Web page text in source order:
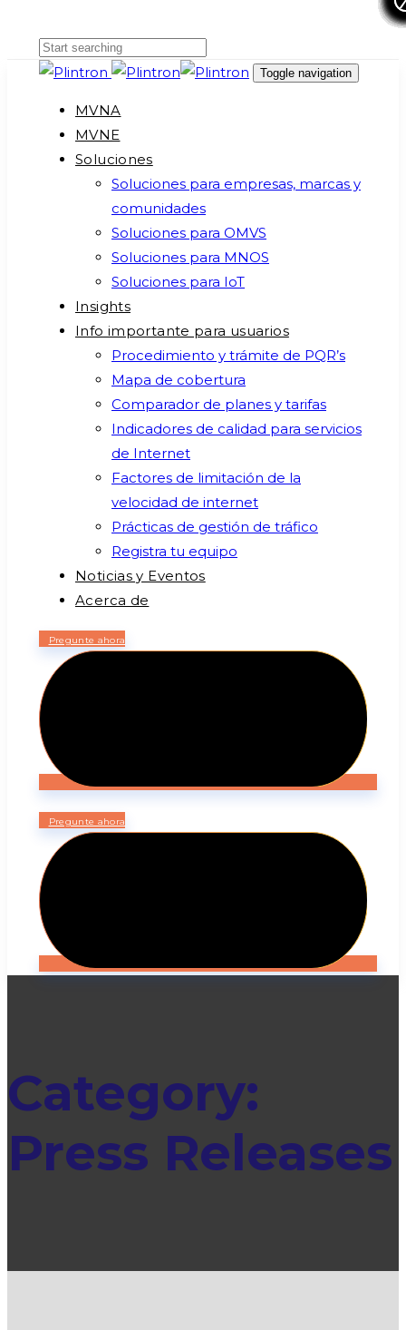
primary
content
Toggle navigation
MVNA
MVNE
Soluciones
Soluciones para empresas, marcas y
comunidades
Soluciones para OMVS
Soluciones para MNOS
Soluciones para IoT
Insights
Info importante para usuarios
Procedimiento y trámite de PQR’s
Mapa de cobertura
Comparador de planes y tarifas
Indicadores de calidad para servicios
de Internet
Factores de limitación de la
velocidad de internet
Prácticas de gestión de tráfico
Registra tu equipo
Noticias y Eventos
Acerca de
Pregunte ahora
Pregunte ahora
Category:
Press Releases